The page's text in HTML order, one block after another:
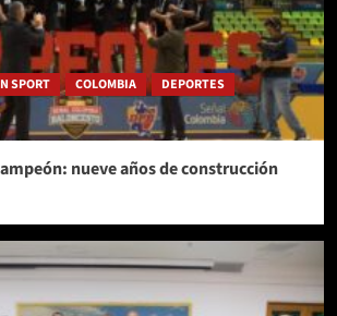
SPORT COLOMBIA
DEPORTES
nueve años de construcción